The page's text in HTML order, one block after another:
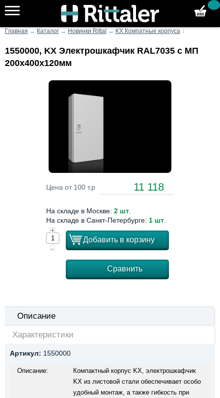
Главная → Каталог → Новинки Rittal → KX Компатные корпуса ↓
1550000, KX Электрошкафчик RAL7035 с МП
200х400х120мм
Цена от 100 т.р 11 118
На складе в Москве: 2 шт
На складе в Санкт-Петербурге: 1 шт
+
-
Добавить в корзину
Сравнить
Описание
Характеристики
Артикул: 1550000
Описание:
Компактный корпус KX, электрошкафчик
KX из листовой стали обеспечивает особо
удобный монтаж, а также гибкость при